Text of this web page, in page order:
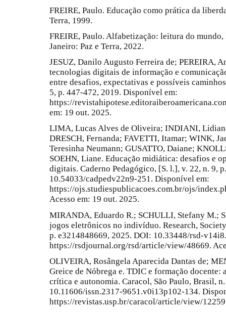
FREIRE, Paulo. Educação como prática da
Terra, 1999.
FREIRE, Paulo. Alfabetização: leitura do
Janeiro: Paz e Terra, 2022.
JESUZ, Danilo Augusto Ferreira de; PEREIRA,
tecnologias digitais de informação e
entre desafios, expectativas e possíveis
5, p. 447-472, 2019. Disponível em:
https://
em: 19 out. 2025.
LIMA, Lucas Alves de Oliveira; INDIANI,
DRESCH, Fernanda; FAVETTI, Itamar; WINK,
Teresinha Neumann; GUSATTO, Daiane;
SOEHN, Liane. Educação midiática: desafios e
digitais. Caderno Pedagógico, [S. l.], v. 22, n. 9,
10.54033/cadpedv22n9-251. Disponível em:
https://ojs.studiespublicacoes.com.br/ojs/
Acesso em: 19 out. 2025.
MIRANDA, Eduardo R.; SCHULLI, Stefany M.;
jogos eletrônicos no indivíduo. Research,
p. e3214848669, 2025. DOI: 10.33448/rsd-
https://rsdjournal.org/rsd/article/view/48669.
OLIVEIRA, Rosângela Aparecida Dantas de;
Greice de Nóbrega e. TDIC e formação docente:
crítica e autonomia. Caracol, São Paulo, Brasil,
10.11606/issn.2317-9651.v0i13p102-134.
https://revistas.usp.br/caracol/article/view/